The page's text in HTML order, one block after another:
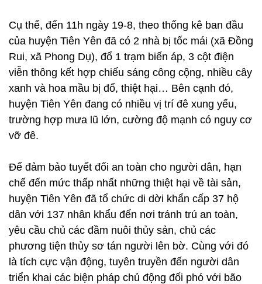
Cụ thể, đến 11h ngày 19-8, theo thống kê ban đầu
của huyện Tiên Yên đã có 2 nhà bị tốc mái (xã Đồng
Rui, xã Phong Dụ), đổ 1 trạm biến áp, 3 cột điện
viễn thông kết hợp chiếu sáng công cộng, nhiều cây
xanh và hoa mầu bị đổ, thiệt hại… Bên cạnh đó,
huyện Tiên Yên đang có nhiều vị trí đê xung yếu,
trường hợp mưa lũ lớn, cường độ mạnh có nguy cơ
vỡ đê.
Để đảm bảo tuyết đối an toàn cho người dân, hạn
chế đến mức thấp nhất những thiệt hại về tài sản,
huyện Tiên Yên đã tổ chức di dời khẩn cấp 37 hộ
dân với 137 nhân khẩu đến nơi tránh trú an toàn,
yêu cầu chủ các đầm nuôi thủy sản, chủ các
phương tiện thủy sơ tán người lên bờ. Cùng với đó
là tích cực vận động, tuyên truyền đến người dân
triển khai các biện pháp chủ động đối phó với bão